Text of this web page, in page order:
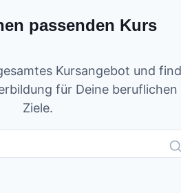
passenden Kurs
Kursangebot und
für Deine beruflichen
Ziele.